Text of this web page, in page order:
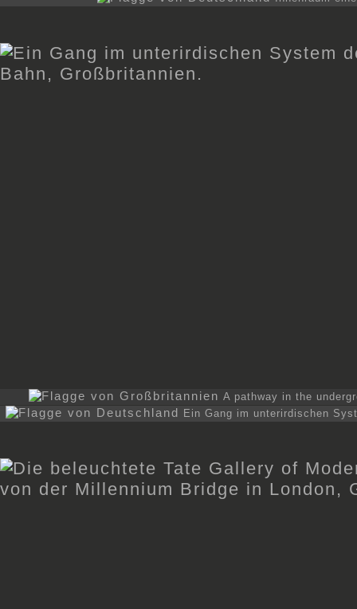
A pathway in the
Ein Gang im unterirdischen